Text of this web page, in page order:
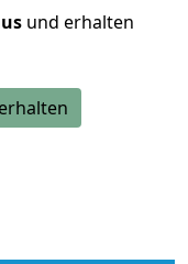
und erhalten